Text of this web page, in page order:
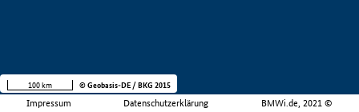
Impressum Datenschutzerklärung BMWi.de, 2021 ©
100 km © Geobasis-DE / BKG 2015